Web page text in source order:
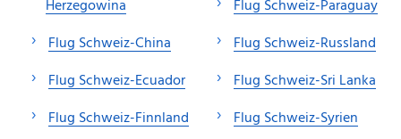
Herzegowina
Flug Schweiz-China
Flug Schweiz-Ecuador
Flug Schweiz-Finnland
Flug Schweiz-Paraguay
Flug Schweiz-Russland
Flug Schweiz-Sri Lanka
Flug Schweiz-Syrien